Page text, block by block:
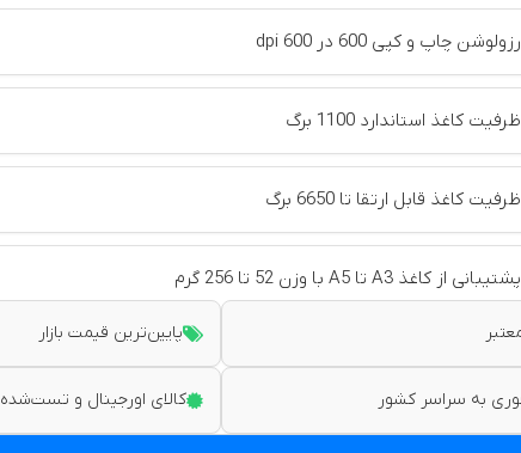
رزولوشن چاپ و کپی 600 در 600 dpi
ظرفیت کاغذ استاندارد 1100 برگ
ظرفیت کاغذ قابل ارتقا تا 6650 برگ
پشتیبانی از کاغذ A3 تا A5 با وزن 52 تا 256 گرم
حافظه رم 2 گیگابایت
پایین‌ترین قیمت بازار
به سراسر کشور کالای اورجینال و تست‌شده